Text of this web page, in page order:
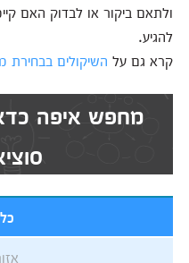
ולתאם ביקור או לבדוק האם
להגיע.
קרא גם על השיקולים בבחירת
מחפש איפה